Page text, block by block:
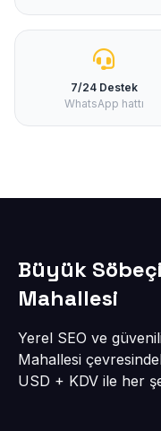
7/24 Destek
WhatsApp hattı
Büyük
Mahallesi
Yerel SEO ve
Mahallesi
USD + KDV ile her